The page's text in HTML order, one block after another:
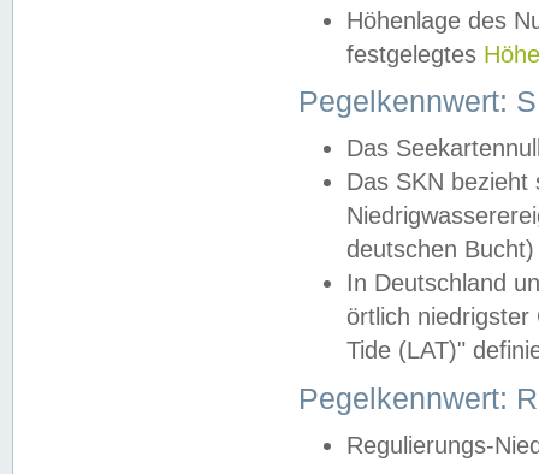
Höhenlage des
festgelegtes
Pegelkennwert:
Das
Das SKN
deutschen
In Deutschland
örtlich
Tide (LAT)"
Pegelkennwert:
Regulierungs-